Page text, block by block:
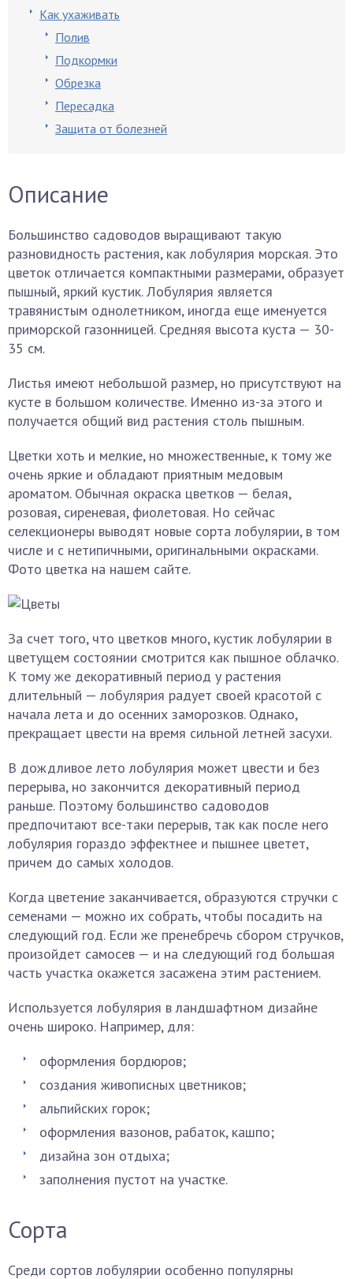
Как ухаживать
Полив
Подкормки
Обрезка
Пересадка
Защита от болезней
Описание
Большинство садоводов выращивают такую
разновидность растения, как лобулярия морская. Это
цветок отличается компактными размерами, образует
пышный, яркий кустик. Лобулярия является
травянистым однолетником, иногда еще именуется
приморской газонницей. Средняя высота куста — 30-
35 см.
Листья имеют небольшой размер, но присутствуют на
кусте в большом количестве. Именно из-за этого и
получается общий вид растения столь пышным.
Цветки хоть и мелкие, но множественные, к тому же
очень яркие и обладают приятным медовым
ароматом. Обычная окраска цветков — белая,
розовая, сиреневая, фиолетовая. Но сейчас
селекционеры выводят новые сорта лобулярии, в том
числе и с нетипичными, оригинальными окрасками.
Фото цветка на нашем сайте.
За счет того, что цветков много, кустик лобулярии в
цветущем состоянии смотрится как пышное облачко.
К тому же декоративный период у растения
длительный — лобулярия радует своей красотой с
начала лета и до осенних заморозков. Однако,
прекращает цвести на время сильной летней засухи.
В дождливое лето лобулярия может цвести и без
перерыва, но закончится декоративный период
раньше. Поэтому большинство садоводов
предпочитают все-таки перерыв, так как после него
лобулярия гораздо эффектнее и пышнее цветет,
причем до самых холодов.
Когда цветение заканчивается, образуются стручки с
семенами — можно их собрать, чтобы посадить на
следующий год. Если же пренебречь сбором стручков,
произойдет самосев — и на следующий год большая
часть участка окажется засажена этим растением.
Используется лобулярия в ландшафтном дизайне
очень широко. Например, для:
оформления бордюров;
создания живописных цветников;
альпийских горок;
оформления вазонов, рабаток, кашпо;
дизайна зон отдыха;
заполнения пустот на участке.
Сорта
Среди сортов лобулярии особенно популярны